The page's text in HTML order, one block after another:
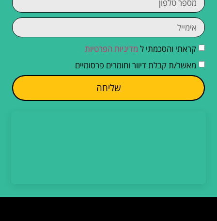
קראתי והסכמתי ל מדיניות הפרטיות
מאשר/ת קבלת דיוור וחומרים פרסומיים
שליחה